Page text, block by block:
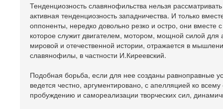
Тенденциозность славянофильства нельзя
активная тенденциозность западничества. И только
оппоненты, нередко довольно резко и остро, они вместе
которое служит двигателем, мотором, мощной силой для
мировой и отечественной истории, отражается в
славянофилы, в частности И.Киреевский.
Подобная борьба, если для нее созданы равноправные
ведется честно, аргументировано, с апелляцией ко
пробуждению и самореализации творческих сил,